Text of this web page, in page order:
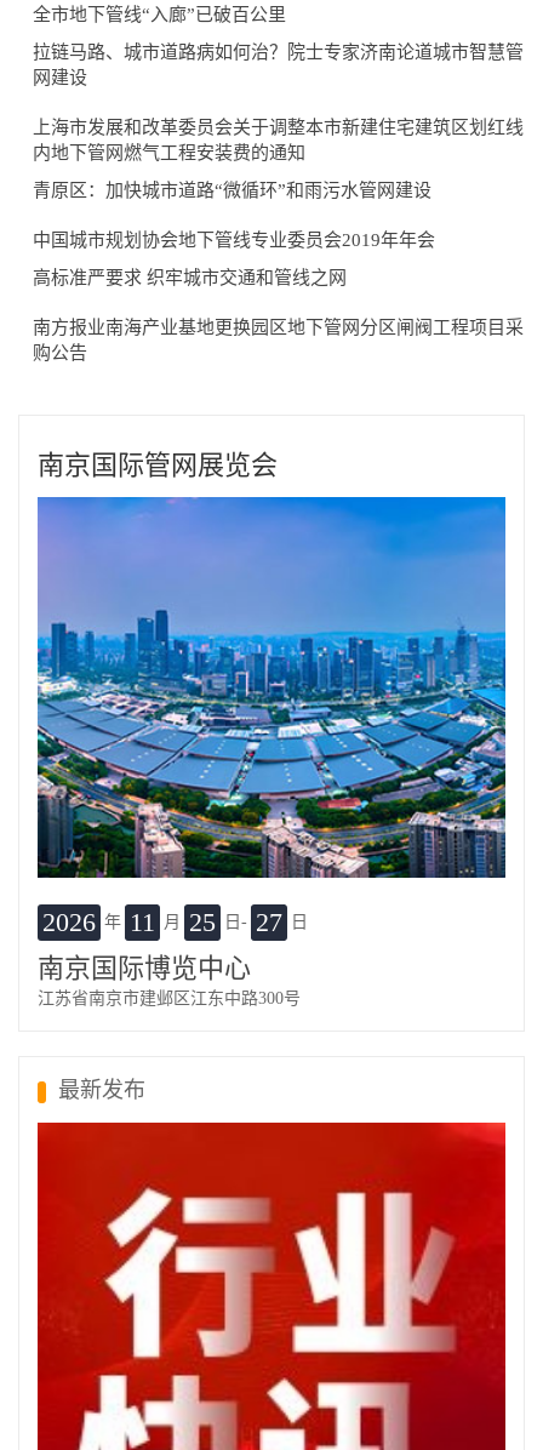
全市地下管线“入廊”已破百公里
拉链马路、城市道路病如何治？院士专家济南论道城市智慧管
网建设
上海市发展和改革委员会关于调整本市新建住宅建筑区划红线
内地下管网燃气工程安装费的通知
青原区：加快城市道路“微循环”和雨污水管网建设
中国城市规划协会地下管线专业委员会2019年年会
高标准严要求 织牢城市交通和管线之网
南方报业南海产业基地更换园区地下管网分区闸阀工程项目采
购公告
南京国际管网展览会
2026 年 11 月 25 日- 27 日
南京国际博览中心
江苏省南京市建邺区江东中路300号
最新发布